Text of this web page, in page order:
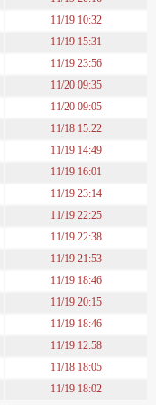
11/19 10:32
11/19 15:31
11/19 23:56
11/20 09:35
11/20 09:05
11/18 15:22
11/19 14:49
11/19 16:01
11/19 23:14
11/19 22:25
11/19 22:38
11/19 21:53
11/19 18:46
11/19 20:15
11/19 18:46
11/19 12:58
11/18 18:05
11/19 18:02